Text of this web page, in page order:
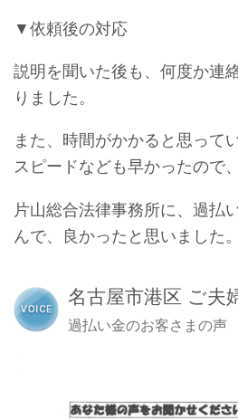
▼依頼後の対応
説明を聞いた後も、何度か連
りました。
また、時間がかかると思って
スピードなども早かったので
片山総合法律事務所に、過払
んで、良かったと思いました。
名古屋市港区 ご夫
過払い金のお客さまの声